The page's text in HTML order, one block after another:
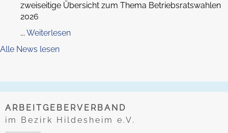
zweiseitige Übersicht zum Thema Betriebsratswahlen
2026
... Weiterlesen
Alle News lesen
ARBEITGEBERVERBAND
im Bezirk Hildesheim e.V.